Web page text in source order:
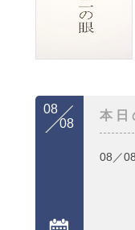
08
08
本日
08／